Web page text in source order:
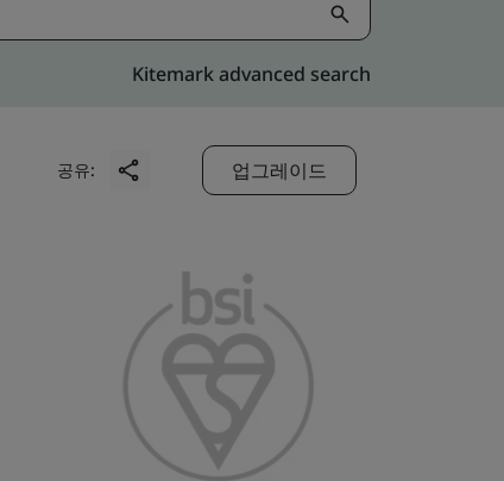
Kitemark advanced search
공유: 업그레이드